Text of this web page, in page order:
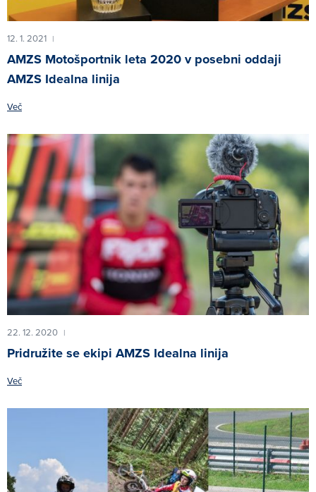
12. 1. 2021 |
AMZS Motošportnik leta 2020 v posebni oddaji
AMZS Idealna linija
Več
22. 12. 2020 |
Pridružite se ekipi AMZS Idealna linija
Več